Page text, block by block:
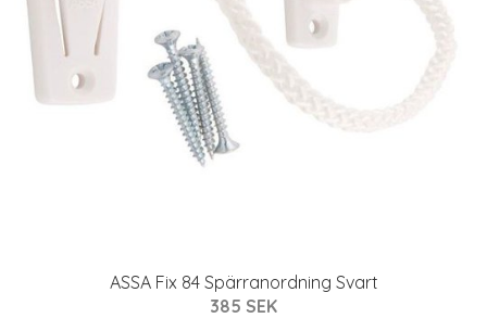
ASSA Fix 84 Spärranordning Svart
385 SEK